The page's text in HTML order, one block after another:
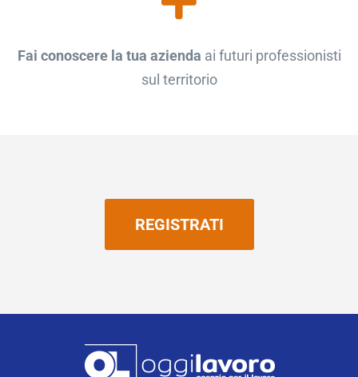
Fai conoscere la tua azienda ai futuri professionisti
sul territorio
REGISTRATI